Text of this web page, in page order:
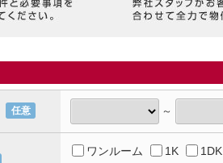
任意 ～
ワンルーム 1K 1DK